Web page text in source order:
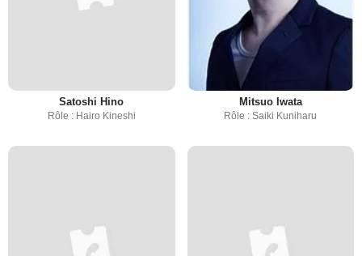
Satoshi Hino
Rôle : Hairo Kineshi
Mitsuo Iwata
Rôle : Saiki Kuniharu